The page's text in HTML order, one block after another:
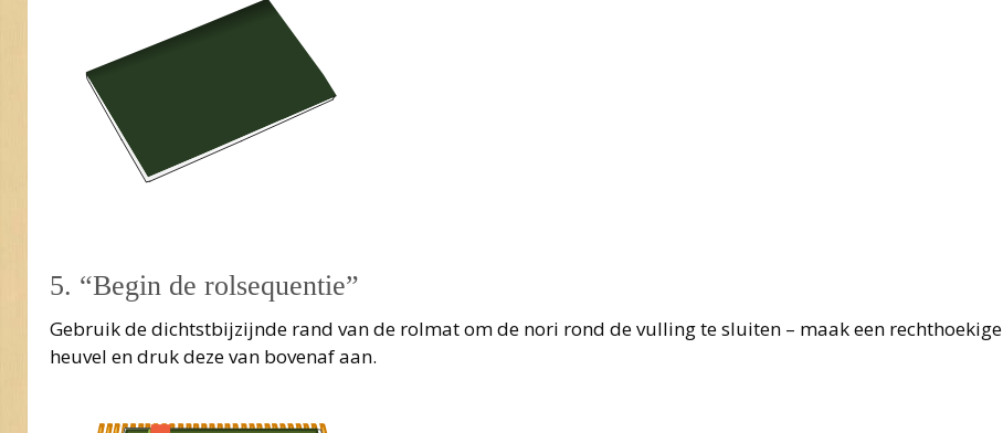
5. “Begin de rolsequentie”
Gebruik de dichtstbijzijnde rand van de rolmat om de nori rond de vulling te sluiten – maak een rechthoekige
heuvel en druk deze van bovenaf aan.